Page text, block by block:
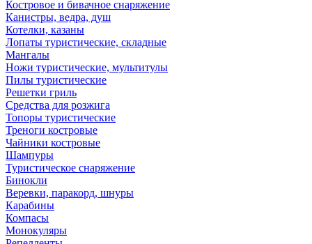
Костровое и бивачное снаряжение
Канистры, ведра, душ
Котелки, казаны
Лопаты туристические, складные
Мангалы
Ножи туристические, мультитулы
Пилы туристические
Решетки гриль
Средства для розжига
Топоры туристические
Треноги костровые
Чайники костровые
Шампуры
Туристическое снаряжение
Бинокли
Веревки, паракорд, шнуры
Карабины
Компасы
Монокуляры